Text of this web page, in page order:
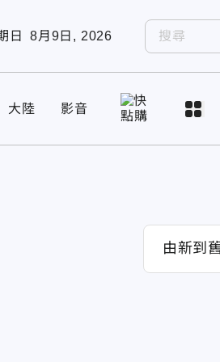
日 8月9日, 2026
大陸 影音
由新到